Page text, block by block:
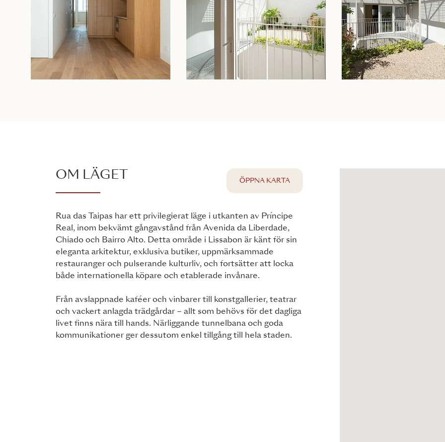
OM LÄGET
Rua das Taipas har ett privilegierat läge i utkanten av Príncipe
Real, inom bekvämt gångavstånd från Avenida da Liberdade,
Chiado och Bairro Alto. Detta område i Lissabon är känt för sin
eleganta arkitektur, exklusiva butiker, uppmärksammade
restauranger och pulserande kulturliv, och fortsätter att locka
både internationella köpare och etablerade invånare.
Från avslappnade kaféer och vinbarer till konstgallerier, teatrar
och vackert anlagda trädgårdar – allt som behövs för det dagliga
livet finns nära till hands. Närliggande tunnelbana och goda
kommunikationer ger dessutom enkel tillgång till hela staden.
ÖPPNA KARTA